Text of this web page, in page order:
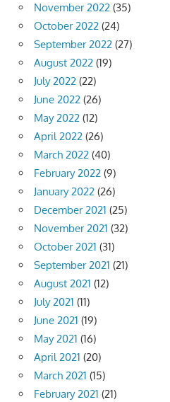
November 2022 (35)
October 2022 (24)
September 2022 (27)
August 2022 (19)
July 2022 (22)
June 2022 (26)
May 2022 (12)
April 2022 (26)
March 2022 (40)
February 2022 (9)
January 2022 (26)
December 2021 (25)
November 2021 (32)
October 2021 (31)
September 2021 (21)
August 2021 (12)
July 2021 (11)
June 2021 (19)
May 2021 (16)
April 2021 (20)
March 2021 (15)
February 2021 (21)